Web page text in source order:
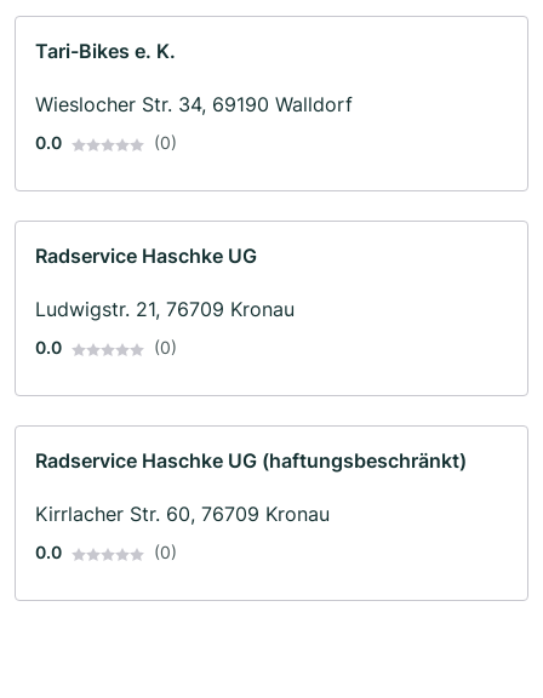
Tari-Bikes e. K.
Wieslocher Str. 34, 69190 Walldorf
0.0 (0)
Radservice Haschke UG
Ludwigstr. 21, 76709 Kronau
0.0 (0)
Radservice Haschke UG (haftungsbeschränkt)
Kirrlacher Str. 60, 76709 Kronau
0.0 (0)